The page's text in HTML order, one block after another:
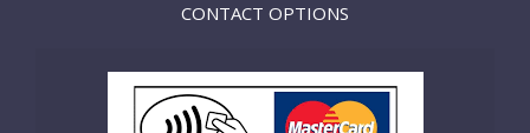
CONTACT OPTIONS